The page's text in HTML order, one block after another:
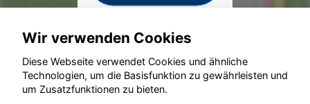
© konjunkturmotor.de GmbH 2020 - 2026
Wir verwenden Cookies
Diese Webseite verwendet Cookies und ähnliche
Technologien, um die Basisfunktion zu gewährleisten und
um Zusatzfunktionen zu bieten.